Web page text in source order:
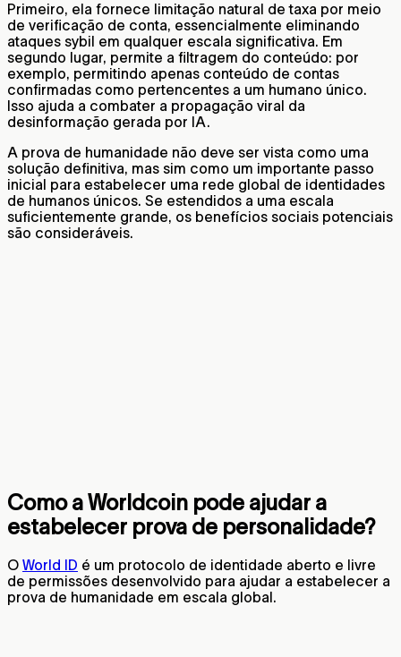
Primeiro, ela fornece limitação natural de taxa por meio
de verificação de conta, essencialmente eliminando
ataques sybil em qualquer escala significativa. Em
segundo lugar, permite a filtragem do conteúdo: por
exemplo, permitindo apenas conteúdo de contas
confirmadas como pertencentes a um humano único.
Isso ajuda a combater a propagação viral da
desinformação gerada por IA.
A prova de humanidade não deve ser vista como uma
solução definitiva, mas sim como um importante passo
inicial para estabelecer uma rede global de identidades
de humanos únicos. Se estendidos a uma escala
suficientemente grande, os benefícios sociais potenciais
são consideráveis.
Como a Worldcoin pode ajudar a
estabelecer prova de personalidade?
O World ID é um protocolo de identidade aberto e livre
de permissões desenvolvido para ajudar a estabelecer a
prova de humanidade em escala global.